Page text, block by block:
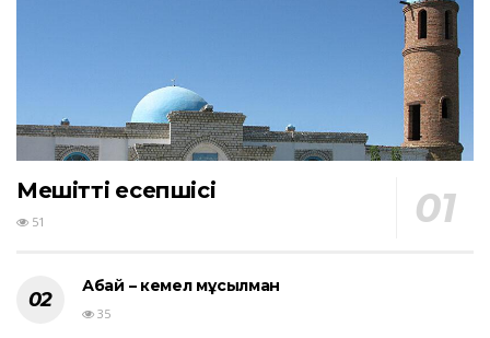
Мешіттің есепшісі
51
Абай – кемел мұсылман
35